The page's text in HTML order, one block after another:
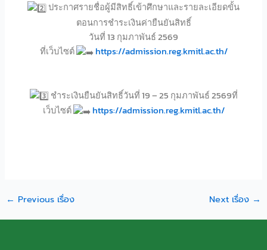
ประกาศรายชื่อผู้มีสิทธิ์เข้าศึกษาและรายละเอียดขั้น
ตอนการชำระเงินค่ายืนยันสิทธิ์
วันที่ 13 กุมภาพันธ์ 2569
ที่เว็บไซต์
https://admission.reg.kmitl.ac.th/
ชำระเงินยืนยันสิทธิ์วันที่ 19 – 25 กุมภาพันธ์ 2569ที่
เว็บไซต์
https://admission.reg.kmitl.ac.th/
← Previous เรื่อง Next เรื่อง →